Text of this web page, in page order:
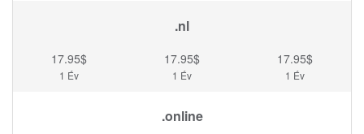
.nl
17.95$
1 Év
17.95$
1 Év
17.95$
1 Év
.online